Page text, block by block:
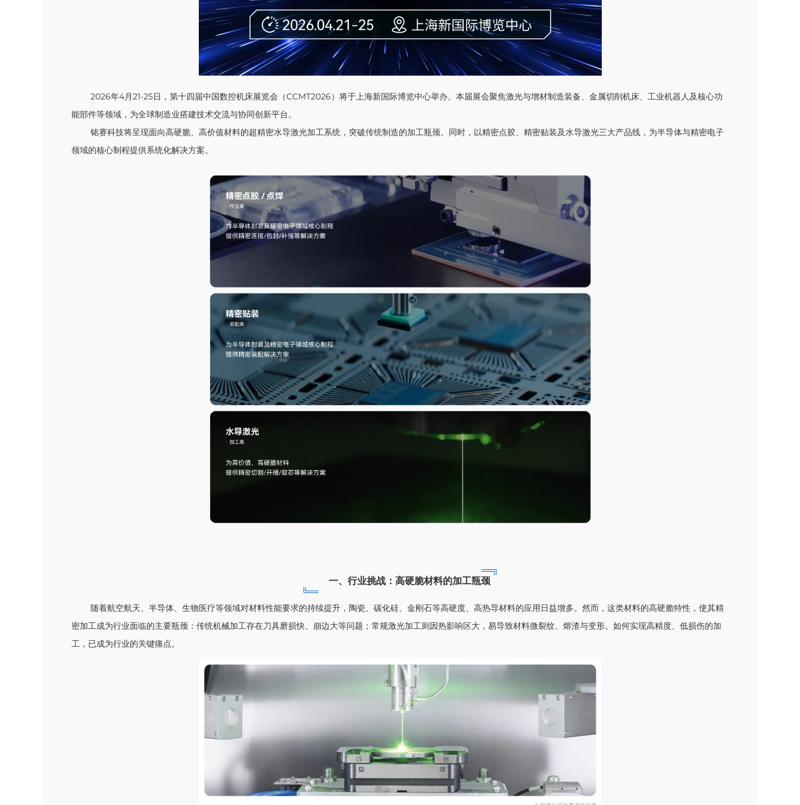
2026年4月21-25日，第十四届中国数控机床展览会（CCMT2026）将于上海新国际博览中心举办。本届展会聚焦激光与增材制造装备、金属切削机床、工业机器人及核心功
能部件等领域，为全球制造业搭建技术交流与协同创新平台。
铭赛科技将呈现面向高硬脆、高价值材料的超精密水导激光加工系统，突破传统制造的加工瓶颈。同时，以精密点胶、精密贴装及水导激光三大产品线，为半导体与精密电子
领域的核心制程提供系统化解决方案。
一、行业挑战：高硬脆材料的加工瓶颈
随着航空航天、半导体、生物医疗等领域对材料性能要求的持续提升，陶瓷、碳化硅、金刚石等高硬度、高热导材料的应用日益增多。然而，这类材料的高硬脆特性，使其精
密加工成为行业面临的主要瓶颈：传统机械加工存在刀具磨损快、崩边大等问题；常规激光加工则因热影响区大，易导致材料微裂纹、熔渣与变形。如何实现高精度、低损伤的加
工，已成为行业的关键痛点。